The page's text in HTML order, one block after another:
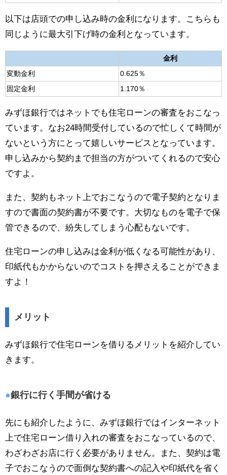
以下は店頭での申し込み時の金利になります。こちらも
同じように最大引下げ時の金利となっています。
金利
変動金利
0.625％
固定金利
1.170％
みずほ銀行ではネットでも住宅ローンの審査をおこなっ
ています。なお24時間受付しているので忙しくて時間が
ないという方にとって嬉しいサービスとなっています。
申し込みから契約まで担当の方がついてくれるので安心
ですよ。
また、契約もネット上でおこなうので電子契約となりま
すので書面の契約書が不要です。大切なものを電子で保
管できるので、紛失してしまう心配もないです。
住宅ローンの申し込みは金利が低くなる可能性があり、
印紙代もかからないのでコストを押さえることができま
すよ！
メリット
みずほ銀行で住宅ローンを借りるメリットを紹介してい
きます。
銀行に行く手間が省ける
先にも紹介したように、みずほ銀行ではインターネット
上で住宅ローン借り入れの審査をおこなっているので、
わざわざお店に行く必要がありません。また、契約は電
子でおこなうので面倒な契約書への記入や印紙代を省く